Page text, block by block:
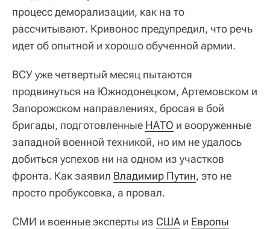
процесс деморализации, как на то
рассчитывают. Кривонос предупредил, что речь
идет об опытной и хорошо обученной армии.
ВСУ уже четвертый месяц пытаются
продвинуться на Южнодонецком, Артемовском и
Запорожском направлениях, бросая в бой
бригады, подготовленные НАТО и вооруженные
западной военной техникой, но им не удалось
добиться успехов ни на одном из участков
фронта. Как заявил Владимир Путин, это не
просто пробуксовка, а провал.
СМИ и военные эксперты из США и Европы